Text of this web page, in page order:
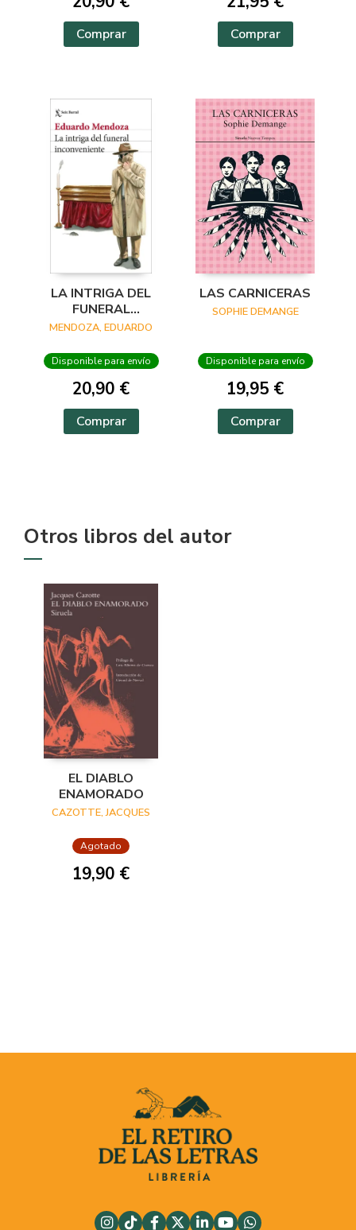
KAREN A
Comprar Comprar
LA INTRIGA DEL
FUNERAL
INCONVENIENTE
MENDOZA, EDUARDO
Disponible para envío
20,90 €
Comprar
LAS CARNICERAS
SOPHIE DEMANGE
Disponible para envío
19,95 €
Comprar
Otros libros del autor
EL DIABLO
ENAMORADO
CAZOTTE, JACQUES
Agotado
19,90 €